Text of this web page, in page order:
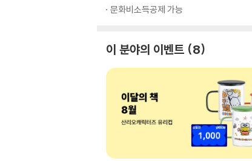
문화비소득공제 가능
이 분야의 이벤트 8